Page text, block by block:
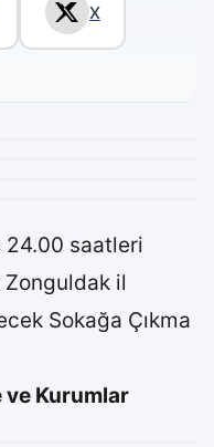
X
24.00 saatleri
Zonguldak il
Sokağa Çıkma
ve Kurumlar